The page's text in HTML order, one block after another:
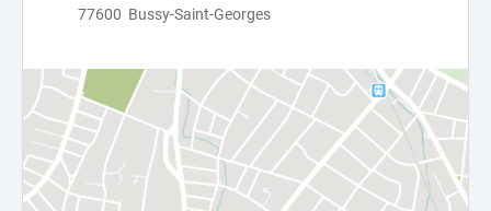
77600 Bussy-Saint-Georges